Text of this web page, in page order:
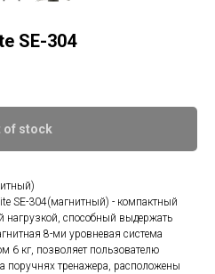
SE-304
of stock
SE-304(магнитный) - компактный
способный выдержать
8-ми уровневая система
6 кг, позволяет пользователю
поручнях тренажера, расположены